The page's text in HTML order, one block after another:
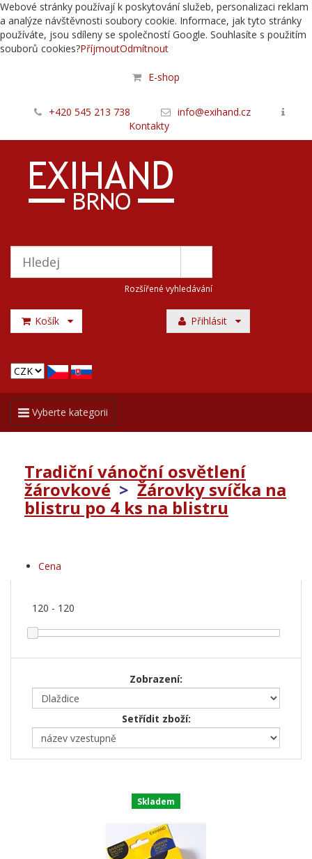
Webové stránky používají k poskytování služeb, personalizaci reklam
a analýze návštěvnosti soubory cookie. Informace, jak tyto stránky
používáte, jsou sdíleny se společností Google. Souhlasíte s použitím
souborů cookies?PříjmoutOdmítnout
E-shop
+420 545 213 738
info@exihand.cz
Kontakty
Rozšířené vyhledávání
Košík Přihlásit
Toggle
navigation
Vyberte kategorii
Tradiční vánoční osvětlení
žárovkové > Žárovky svíčka na
blistru po 4 ks na blistru
Cena
120 - 120
Zobrazení:
Setřídit zboží:
Skladem